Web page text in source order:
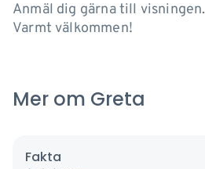
Anmäl dig gärna till visningen.
Varmt välkommen!
Mer om Greta
Fakta